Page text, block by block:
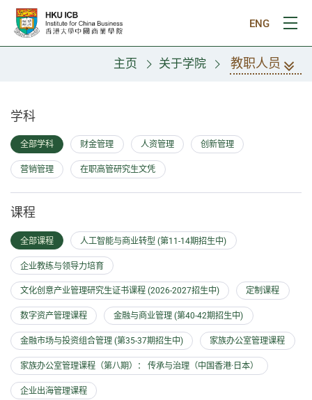
跳往主要内容
ENG
打
主页 关于学院 教职人员
教职人员
学科
全部学科 财金管理 人资管理 创新管理
营销管理 在职高管研究生文凭
课程
全部课程 人工智能与商业转型 (第11-14期招生中)
企业教练与领导力培育
文化创意产业管理研究生证书课程 (2026-2027招生中) 定制课程
数字资产管理课程 金融与商业管理 (第40-42期招生中)
金融市场与投资组合管理 (第35-37期招生中) 家族办公室管理课程
家族办公室管理课程（第八期）： 传承与治理（中国香港·日本）
企业出海管理课程